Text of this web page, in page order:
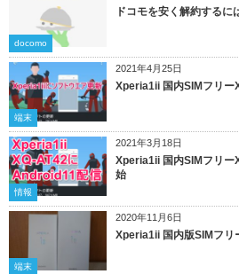
docomo
ドコモを安く解約するに
2021年4月25日
端末
Xperia1ii 国内SIMフリー
2021年3月18日
情報
Xperia1ii 国内SIMフリー
始
2020年11月6日
端末
Xperia1ii 国内版SIMフリ